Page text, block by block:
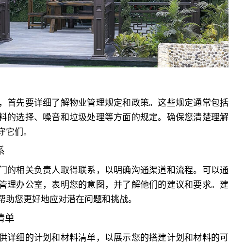
首先要详细了解物业管理规定和政策。这些规定通常包括
的选择、噪音和垃圾处理等方面的规定。确保您清楚理解
们。
的相关负责人取得联系，以明确沟通渠道和流程。可以通
理办公室，表明您的意图，并了解他们的建议和要求。建
您更好地应对潜在问题和挑战。
单
详细的计划和材料清单，以展示您的搭建计划和材料的可